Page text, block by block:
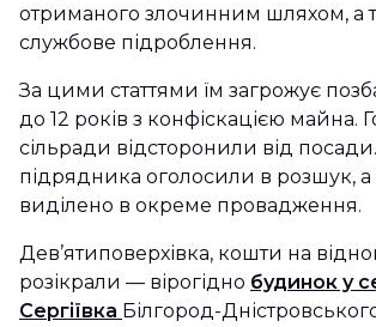
отриманого злочинним шляхом, а
службове підроблення.
За цими статтями їм загрожує
до 12 років з конфіскацією майна.
сільради відсторонили від
підрядника оголосили в розшук, а
виділено в окреме провадження.
Дев’ятиповерхівка, кошти на
розікрали — вірогідно будинок у
Сергіївка Білгород-